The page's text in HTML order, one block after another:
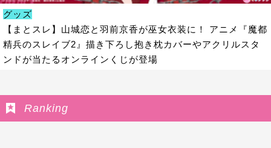
グッズ
【まとスレ】山城恋と羽前京香が巫女衣装に！ アニメ『魔都
精兵のスレイブ2』描き下ろし抱き枕カバーやアクリルスタ
ンドが当たるオンラインくじが登場
Ranking